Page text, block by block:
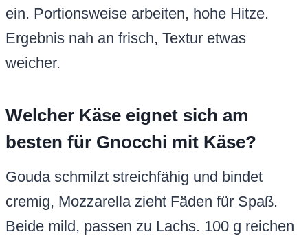
ein. Portionsweise arbeiten, hohe Hitze.
Ergebnis nah an frisch, Textur etwas
weicher.
Welcher Käse eignet sich am
besten für Gnocchi mit Käse?
Gouda schmilzt streichfähig und bindet
cremig, Mozzarella zieht Fäden für Spaß.
Beide mild, passen zu Lachs. 100 g reichen